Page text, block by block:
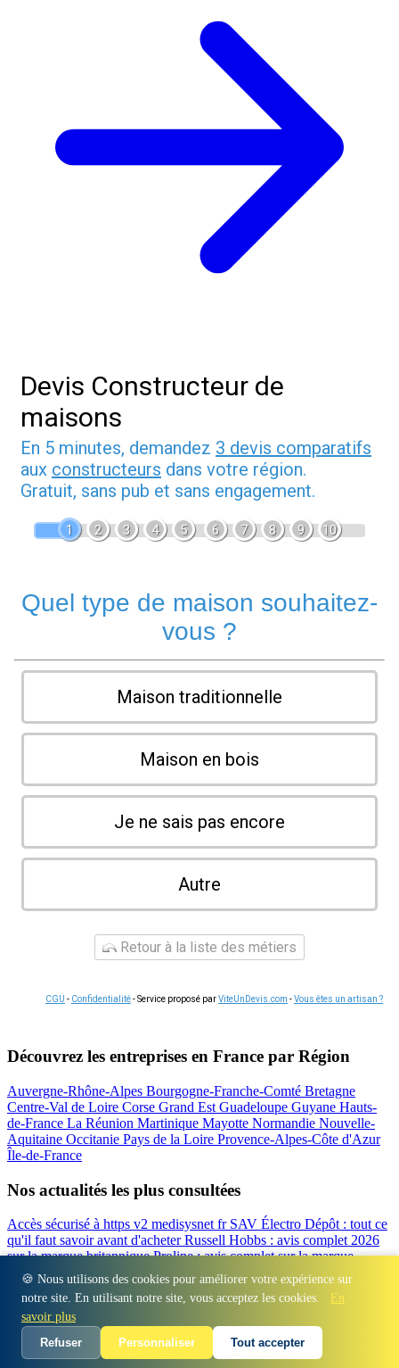
🍪 Nous utilisons des cookies pour améliorer votre expérience sur
notre site. En utilisant notre site, vous acceptez les cookies.
En
savoir plus
Refuser
Personnaliser Tout accepter
Devis Constructeur de
maisons
En 5 minutes, demandez 3 devis comparatifs
aux constructeurs dans votre région.
Gratuit, sans pub et sans engagement.
1 2 3 4 5 6 7 8 9 10
Quel type de maison souhaitez-
vous ?
Maison traditionnelle
Maison en bois
Je ne sais pas encore
Autre
Retour à la liste des métiers
CGU - Confidentialité- Service proposé parViteUnDevis.com -Vous êtes un artisan ?
Découvrez les entreprises en France par Région
Auvergne-Rhône-Alpes Bourgogne-Franche-Comté Bretagne
Centre-Val de Loire Corse Grand Est Guadeloupe Guyane Hauts-
de-France La Réunion Martinique Mayotte Normandie Nouvelle-
Aquitaine Occitanie Pays de la Loire Provence-Alpes-Côte d'Azur
Île-de-France
Nos actualités les plus consultées
Accès sécurisé à https v2 medisysnet fr SAV Électro Dépôt : tout ce
qu'il faut savoir avant d'acheterRussell Hobbs : avis complet 2026
sur la marque britanniqueProline : avis complet sur la marque
d'électroménager
Valberg avis 2026 : notre test complet de la
marqueBeko : Avis sur la marque turque d'électroménager
Régions - Départements - Villes - Entreprises - Marques Contact
Espace presse
© 2026 Auris Immo. Tous droits réservés.